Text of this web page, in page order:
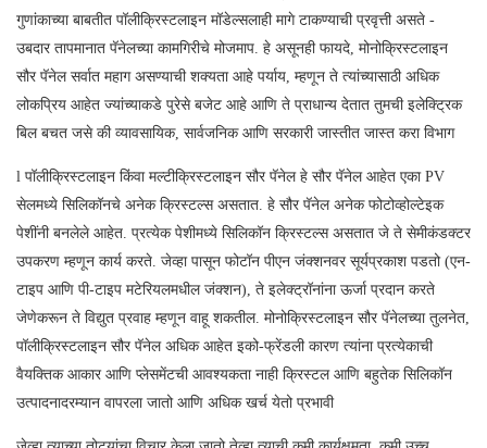
गुणांकाच्या बाबतीत पॉलीक्रिस्टलाइन मॉडेल्सलाही मागे टाकण्याची प्रवृत्ती असते -
उबदार तापमानात पॅनेलच्या कामगिरीचे मोजमाप. हे असूनही फायदे, मोनोक्रिस्टलाइन
सौर पॅनेल सर्वात महाग असण्याची शक्यता आहे पर्याय, म्हणून ते त्यांच्यासाठी अधिक
लोकप्रिय आहेत ज्यांच्याकडे पुरेसे बजेट आहे आणि ते प्राधान्य देतात तुमची इलेक्ट्रिक
बिल बचत जसे की व्यावसायिक, सार्वजनिक आणि सरकारी जास्तीत जास्त करा विभाग
l पॉलीक्रिस्टलाइन किंवा मल्टीक्रिस्टलाइन सौर पॅनेल हे सौर पॅनेल आहेत एका PV
सेलमध्ये सिलिकॉनचे अनेक क्रिस्टल्स असतात. हे सौर पॅनेल अनेक फोटोव्होल्टेइक
पेशींनी बनलेले आहेत. प्रत्येक पेशीमध्ये सिलिकॉन क्रिस्टल्स असतात जे ते सेमीकंडक्टर
उपकरण म्हणून कार्य करते. जेव्हा पासून फोटॉन पीएन जंक्शनवर सूर्यप्रकाश पडतो (एन-
टाइप आणि पी-टाइप मटेरियलमधील जंक्शन), ते इलेक्ट्रॉनांना ऊर्जा प्रदान करते
जेणेकरून ते विद्युत प्रवाह म्हणून वाहू शकतील. मोनोक्रिस्टलाइन सौर पॅनेलच्या तुलनेत,
पॉलीक्रिस्टलाइन सौर पॅनेल अधिक आहेत इको-फ्रेंडली कारण त्यांना प्रत्येकाची
वैयक्तिक आकार आणि प्लेसमेंटची आवश्यकता नाही क्रिस्टल आणि बहुतेक सिलिकॉन
उत्पादनादरम्यान वापरला जातो आणि अधिक खर्च येतो प्रभावी